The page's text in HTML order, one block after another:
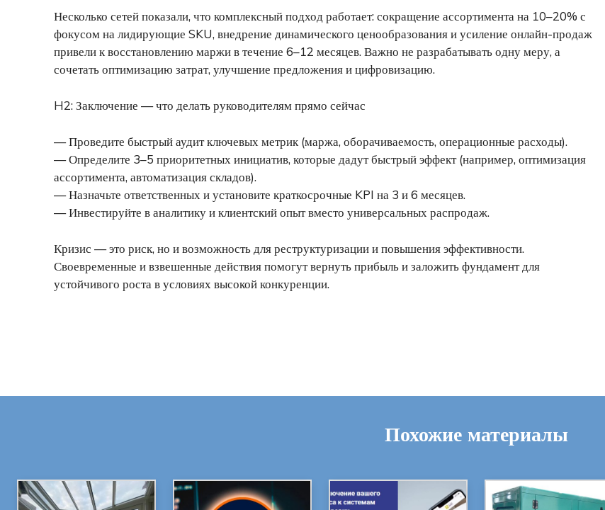
Несколько сетей показали, что комплексный подход работает: сокращение ассортимента на 10–20% с
фокусом на лидирующие SKU, внедрение динамического ценообразования и усиление онлайн-продаж
привели к восстановлению маржи в течение 6–12 месяцев. Важно не разрабатывать одну меру, а
сочетать оптимизацию затрат, улучшение предложения и цифровизацию.
H2: Заключение — что делать руководителям прямо сейчас
— Проведите быстрый аудит ключевых метрик (маржа, оборачиваемость, операционные расходы).
— Определите 3–5 приоритетных инициатив, которые дадут быстрый эффект (например, оптимизация
ассортимента, автоматизация складов).
— Назначьте ответственных и установите краткосрочные KPI на 3 и 6 месяцев.
— Инвестируйте в аналитику и клиентский опыт вместо универсальных распродаж.
Кризис — это риск, но и возможность для реструктуризации и повышения эффективности.
Своевременные и взвешенные действия помогут вернуть прибыль и заложить фундамент для
устойчивого роста в условиях высокой конкуренции.
Похожие материалы